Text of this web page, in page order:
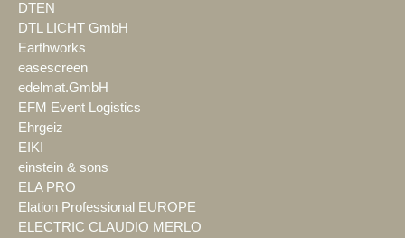
DTEN
DTL LICHT GmbH
Earthworks
easescreen
edelmat.GmbH
EFM Event Logistics
Ehrgeiz
EIKI
einstein & sons
ELA PRO
Elation Professional EUROPE
ELECTRIC CLAUDIO MERLO